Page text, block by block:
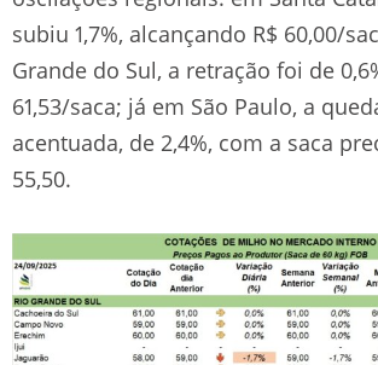
subiu 1,7%, alcançando R$ 60,00/
Grande do Sul, a retração foi de
61,53/saca; já em São Paulo, a
acentuada, de 2,4%, com a saca
55,50.